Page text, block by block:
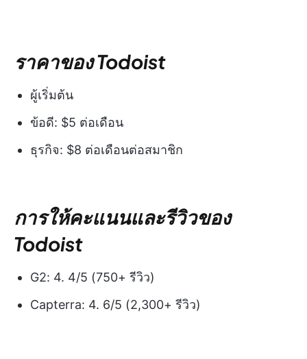
ราคาของ Todoist
ผู้เริ่มต้น
ข้อดี: $5 ต่อเดือน
ธุรกิจ: $8 ต่อเดือนต่อสมาชิก
การให้คะแนนและรีวิวของ
Todoist
G2: 4. 4/5 (750+ รีวิว)
Capterra: 4. 6/5 (2,300+ รีวิว)